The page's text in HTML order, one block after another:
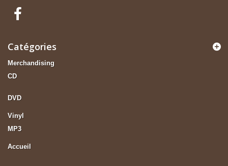
Catégories
Merchandising
CD
DVD
Vinyl
MP3
Accueil